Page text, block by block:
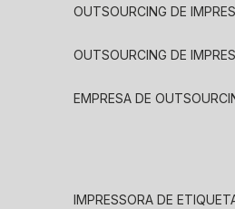
OUTSOURCING DE
OUTSOURCING DE
EMPRESA DE
IMPRESSORA DE